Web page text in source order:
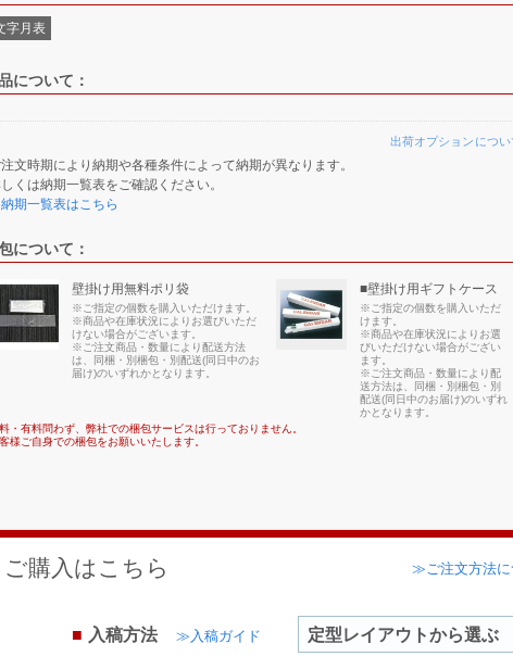
字月表
について：
出荷オプションについ
文時期により納期や各種条件によって納期が異なります。
くは納期一覧表をご確認ください。
期一覧表はこちら
について：
壁掛け用無料ポリ袋
※ご指定の個数を購入いただけます。
※商品や在庫状況によりお選びいただ
けない場合がございます。
※ご注文商品・数量により配送方法
は、同梱・別梱包・別配送(同日中のお
届け)のいずれかとなります。
■壁掛け用ギフトケース
※ご指定の個数を購入いただ
けます。
※商品や在庫状況によりお選
びいただけない場合がござい
ます。
※ご注文商品・数量により配
送方法は、同梱・別梱包・別
配送(同日中のお届け)のいずれ
かとなります。
・有料問わず、弊社での梱包サービスは行っておりません。
様ご自身での梱包をお願いいたします。
ご購入はこちら ≫ご注文方法に
入稿方法 ≫入稿ガイド